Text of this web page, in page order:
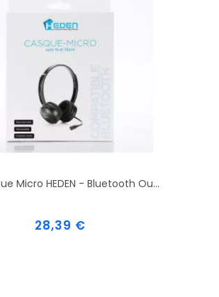
Micro HEDEN - Bluetooth Ou...
Prix
28,39 €